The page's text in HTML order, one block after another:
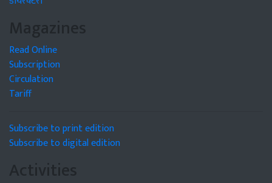
Magazines
Read Online
Subscription
Circulation
Tariff
Subscribe to print edition
Subscribe to digital edition
Activities